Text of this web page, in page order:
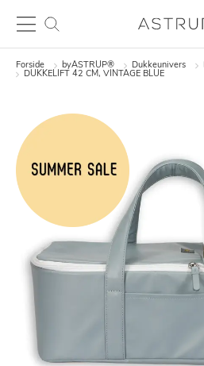
Forside byASTRUP® Dukkeunivers
DUKKELIFT 42 CM, VINTAGE BLUE